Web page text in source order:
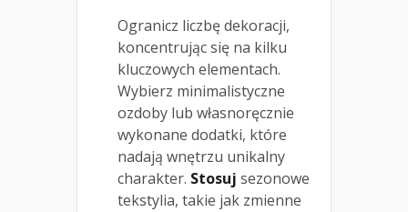
Ogranicz liczbę dekoracji,
koncentrując się na kilku
kluczowych elementach.
Wybierz minimalistyczne
ozdoby lub własnoręcznie
wykonane dodatki, które
nadają wnętrzu unikalny
charakter. Stosuj sezonowe
tekstylia, takie jak zmienne